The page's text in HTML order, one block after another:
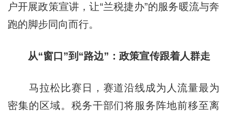
户开展政策宣讲，让“兰税捷办”的服务暖流与奔
跑的脚步同向而行。
从“窗口”到“路边”：政策宣传跟着人群走
马拉松比赛日，赛道沿线成为人流量最为
密集的区域。税务干部们将服务阵地前移至离